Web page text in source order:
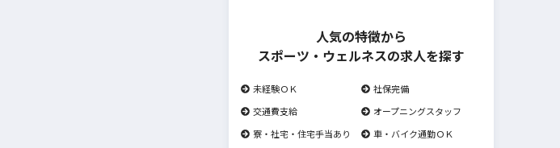
人気の特徴から
スポーツ・ウェルネスの求人を探す
未経験ＯＫ
社保完備
交通費支給
オープニングスタッフ
寮・社宅・住宅手当あり
車・バイク通勤ＯＫ